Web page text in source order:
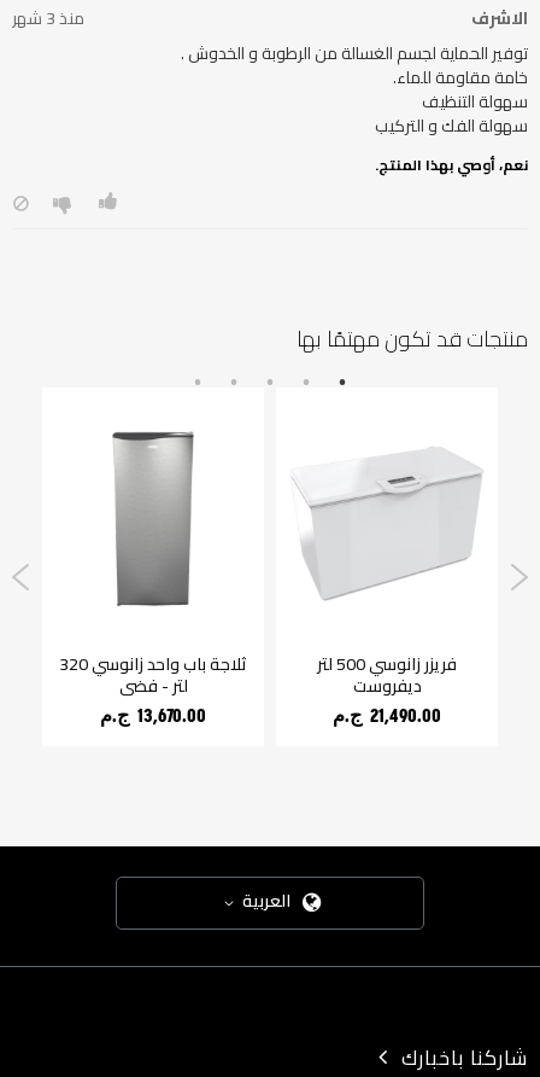
الاشرف
منذ 3 شهر
سهولة الفك و التركيب
نعم، أوصي بهذا المنتج.
منتجات قد تكون مهتمًا بها
فريزر زانوسي 500 لتر
ديفروست
21,490.00 ج.م‏
ثلاجة باب واحد زانوسي 320
لتر - فضي
13,670.00 ج.م‏
العربية
شاركنا باخبارك